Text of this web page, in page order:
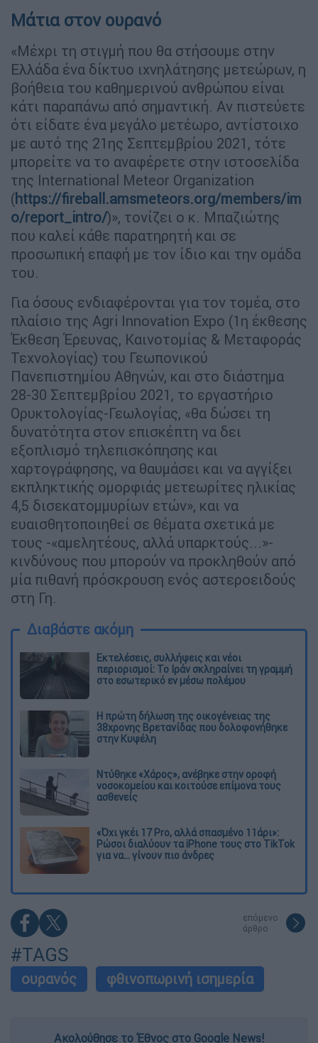
Μάτια στον ουρανό
«Μέχρι τη στιγμή που θα στήσουμε στην
Ελλάδα ένα δίκτυο ιχνηλάτησης μετεώρων, η
βοήθεια του καθημερινού ανθρώπου είναι
κάτι παραπάνω από σημαντική. Αν πιστεύετε
ότι είδατε ένα μεγάλο μετέωρο, αντίστοιχο
με αυτό της 21ης Σεπτεμβρίου 2021, τότε
μπορείτε να το αναφέρετε στην ιστοσελίδα
της International Meteor Organization
(https://fireball.amsmeteors.org/members/im
o/report_intro/)», τονίζει ο κ. Μπαζιώτης
που καλεί κάθε παρατηρητή και σε
προσωπική επαφή με τον ίδιο και την ομάδα
του.
Για όσους ενδιαφέρονται για τον τομέα, στο
πλαίσιο της Agri Innovation Expo (1η έκθεσης
Έκθεση Έρευνας, Καινοτομίας & Μεταφοράς
Τεχνολογίας) του Γεωπονικού
Πανεπιστημίου Αθηνών, και στο διάστημα
28-30 Σεπτεμβρίου 2021, το εργαστήριο
Ορυκτολογίας-Γεωλογίας, «θα δώσει τη
δυνατότητα στον επισκέπτη να δει
εξοπλισμό τηλεπισκόπησης και
χαρτογράφησης, να θαυμάσει και να αγγίξει
εκπληκτικής ομορφιάς μετεωρίτες ηλικίας
4,5 δισεκατομμυρίων ετών», και να
ευαισθητοποιηθεί σε θέματα σχετικά με
τους -«αμελητέους, αλλά υπαρκτούς...»-
κινδύνους που μπορούν να προκληθούν από
μία πιθανή πρόσκρουση ενός αστεροειδούς
στη Γη.
Διαβάστε ακόμη
Εκτελέσεις, συλλήψεις και νέοι
περιορισμοί: Το Ιράν σκληραίνει τη γραμμή
στο εσωτερικό εν μέσω πολέμου
Η πρώτη δήλωση της οικογένειας της
38χρονης Βρετανίδας που δολοφονήθηκε
στην Κυψέλη
Ντύθηκε «Χάρος», ανέβηκε στην οροφή
νοσοκομείου και κοιτούσε επίμονα τους
ασθενείς
«Όχι γκέι 17 Pro, αλλά σπασμένο 11άρι»:
Ρώσοι διαλύουν τα iPhone τους στο TikTok
για να... γίνουν πιο άνδρες
επόμενο
άρθρο
#TAGS
ουρανός φθινοπωρινή ισημερία
Ακολούθησε το Έθνος στο Google News!